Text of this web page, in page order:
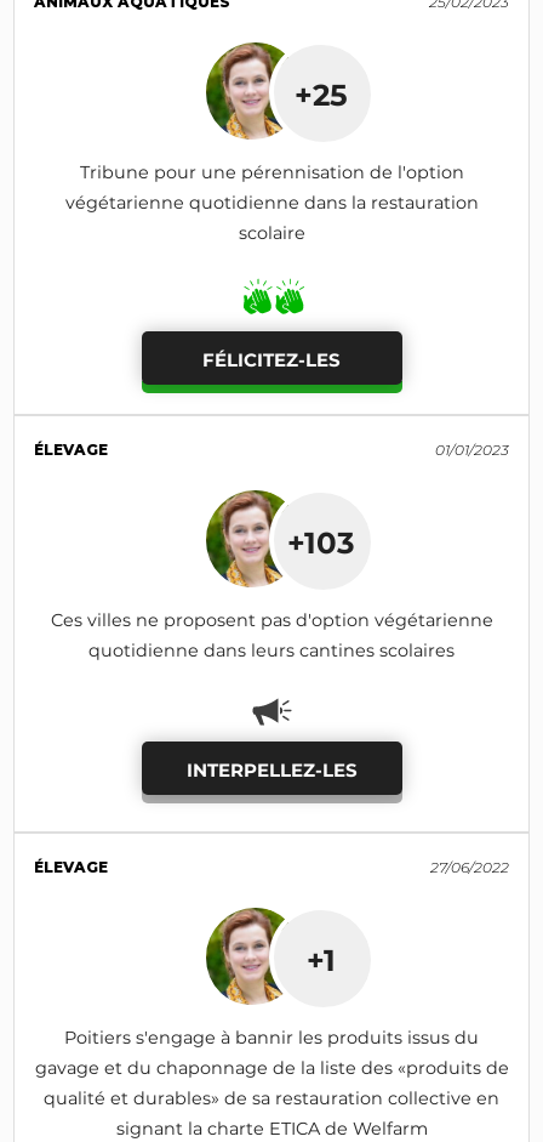
+25
Tribune pour une pérennisation de l'option
végétarienne quotidienne dans la restauration
scolaire
FÉLICITEZ-LES
ÉLEVAGE 01/01/2023
+103
Ces villes ne proposent pas d'option végétarienne
quotidienne dans leurs cantines scolaires
INTERPELLEZ-LES
ÉLEVAGE 27/06/2022
+1
Poitiers s'engage à bannir les produits issus du
gavage et du chaponnage de la liste des «produits de
qualité et durables» de sa restauration collective en
signant la charte ETICA de Welfarm